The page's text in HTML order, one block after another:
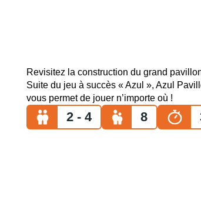
Revisitez la construction du grand
Suite du jeu à succès « Azul », Azul
vous permet de jouer n’importe où !
2 - 4 8